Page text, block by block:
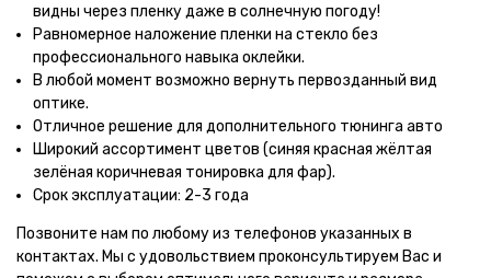
видны через пленку даже в солнечную погоду!
Равномерное наложение пленки на стекло без
профессионального навыка оклейки.
В любой момент возможно вернуть первозданный вид
оптике.
Отличное решение для дополнительного тюнинга авто
Широкий ассортимент цветов (синяя красная жёлтая
зелёная коричневая тонировка для фар).
Срок эксплуатации: 2-3 года
Позвоните нам по любому из телефонов указанных в
контактах. Мы с удовольствием проконсультируем Вас и